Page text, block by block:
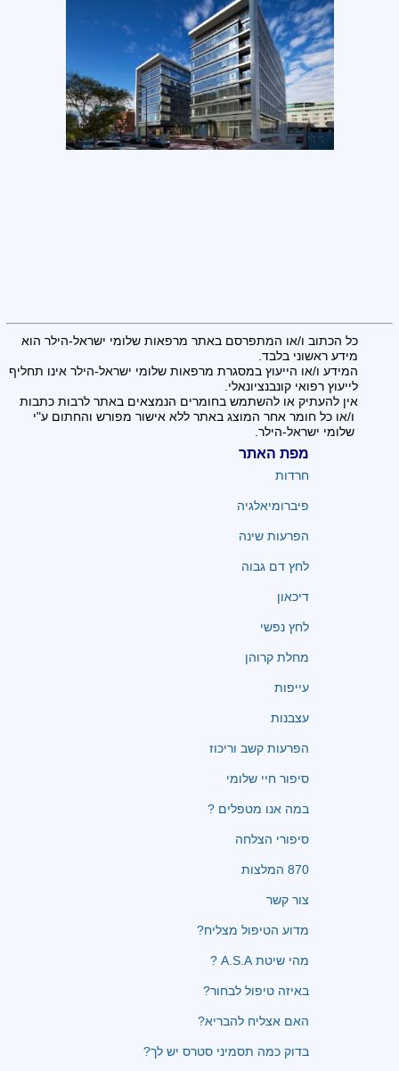
כל הכתוב ו/או המתפרסם באתר מרפאות שלומי ישראל-הילר הוא
מידע ראשוני בלבד.
המידע ו/או הייעוץ במסגרת מרפאות שלומי ישראל-הילר אינו תחליף
לייעוץ רפואי קונבנציונאלי.
אין להעתיק או להשתמש בחומרים הנמצאים באתר לרבות כתבות
ו/או כל חומר אחר המוצג באתר ללא אישור מפורש והחתום ע"י
שלומי ישראל-הילר.
מפת האתר
חרדות
פיברומיאלגיה
הפרעות שינה
לחץ דם גבוה
דיכאון
לחץ נפשי
מחלת קרוהן
עייפות
עצבנות
הפרעות קשב וריכוז
סיפור חיי שלומי
במה אנו מטפלים ?
סיפורי הצלחה
870 המלצות
צור קשר
מדוע הטיפול מצליח?
מהי שיטת A.S.A ?
באיזה טיפול לבחור?
האם אצליח להבריא?
בדוק כמה תסמיני סטרס יש לך?